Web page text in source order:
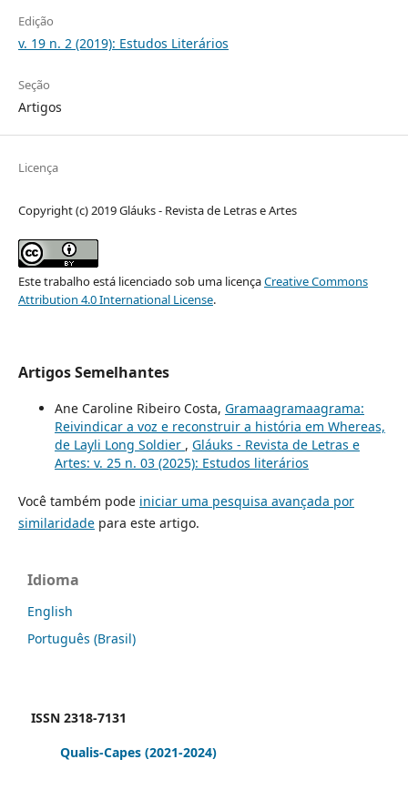
Edição
v. 19 n. 2 (2019): Estudos Literários
Seção
Artigos
Licença
Copyright (c) 2019 Gláuks - Revista de Letras e Artes
Este trabalho está licenciado sob uma licençaCreative Commons
Attribution 4.0 International License.
Artigos Semelhantes
Ane Caroline Ribeiro Costa, Gramaagramaagrama:
Reivindicar a voz e reconstruir a história em Whereas,
de Layli Long Soldier , Gláuks - Revista de Letras e
Artes: v. 25 n. 03 (2025): Estudos literários
Você também pode iniciar uma pesquisa avançada por
similaridadepara este artigo.
Idioma
English
Português (Brasil)
ISSN 2318-7131
Qualis-Capes (2021-2024)